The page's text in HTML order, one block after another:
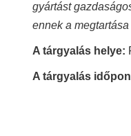
gyártást
ennek a
A tárgyalás helye:
A tárgyalás